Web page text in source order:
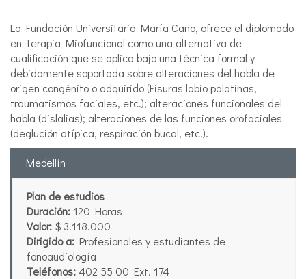
La Fundación Universitaria María Cano, ofrece el diplomado
en Terapia Miofuncional como una alternativa de
cualificación que se aplica bajo una técnica formal y
debidamente soportada sobre alteraciones del habla de
origen congénito o adquirido (Fisuras labio palatinas,
traumatismos faciales, etc.); alteraciones funcionales del
habla (dislalias); alteraciones de las funciones orofaciales
(deglución atípica, respiración bucal, etc.).
Medellín
Plan de estudios
Duración: 120 Horas
Valor: $ 3.118.000
Dirigido a: Profesionales y estudiantes de
fonoaudiología
Teléfonos: 402 55 00 Ext. 174